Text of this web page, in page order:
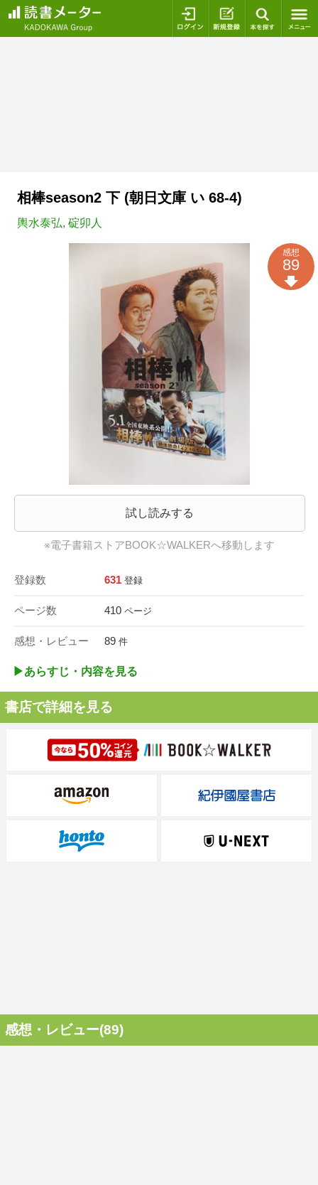
ログイン 新規登録
相棒season2 下 (朝日文庫 い 68-4)
輿水泰弘, 碇卯人
試し読みする
※電子書籍ストアBOOK☆WALKERへ移動します
登録数 631 登録
ページ数 410 ページ
感想・レビュー 89 件
感想
89
▶︎あらすじ・内容を見る
書店で詳細を見る
感想・レビュー(89)